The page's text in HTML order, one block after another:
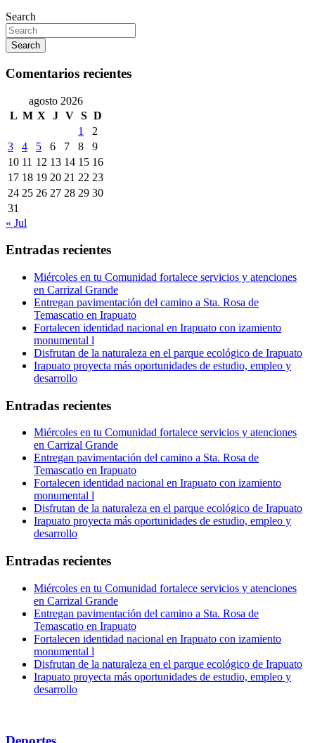
Search
Search
Comentarios recientes
agosto 2026
L M X J V S D
1
2
3
4 5 6 7 8
9
10 11 12 13 14 15 16
17 18 19 20 21 22 23
24 25 26 27 28 29 30
31
« Jul
Entradas recientes
Miércoles en tu Comunidad fortalece servicios y atenciones
en Carrizal Grande
Entregan pavimentación del camino a Sta. Rosa de
Temascatio en Irapuato
Fortalecen identidad nacional en Irapuato con izamiento
monumental l
Disfrutan de la naturaleza en el parque ecológico de Irapuato
Irapuato proyecta más oportunidades de estudio, empleo y
desarrollo
Entradas recientes
Miércoles en tu Comunidad fortalece servicios y atenciones
en Carrizal Grande
Entregan pavimentación del camino a Sta. Rosa de
Temascatio en Irapuato
Fortalecen identidad nacional en Irapuato con izamiento
monumental l
Disfrutan de la naturaleza en el parque ecológico de Irapuato
Irapuato proyecta más oportunidades de estudio, empleo y
desarrollo
Entradas recientes
Miércoles en tu Comunidad fortalece servicios y atenciones
en Carrizal Grande
Entregan pavimentación del camino a Sta. Rosa de
Temascatio en Irapuato
Fortalecen identidad nacional en Irapuato con izamiento
monumental l
Disfrutan de la naturaleza en el parque ecológico de Irapuato
Irapuato proyecta más oportunidades de estudio, empleo y
desarrollo